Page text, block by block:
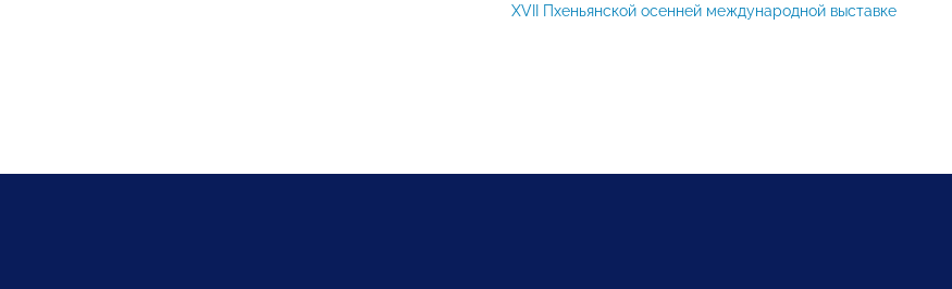
XVII Пхеньянской осенней международной выставке